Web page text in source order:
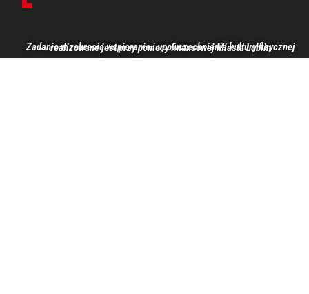
Zadanie w zakresie wspierania i upowszechniania kultury fizycznej realizowane jest przy pomocy finansowej Miasta Lublin